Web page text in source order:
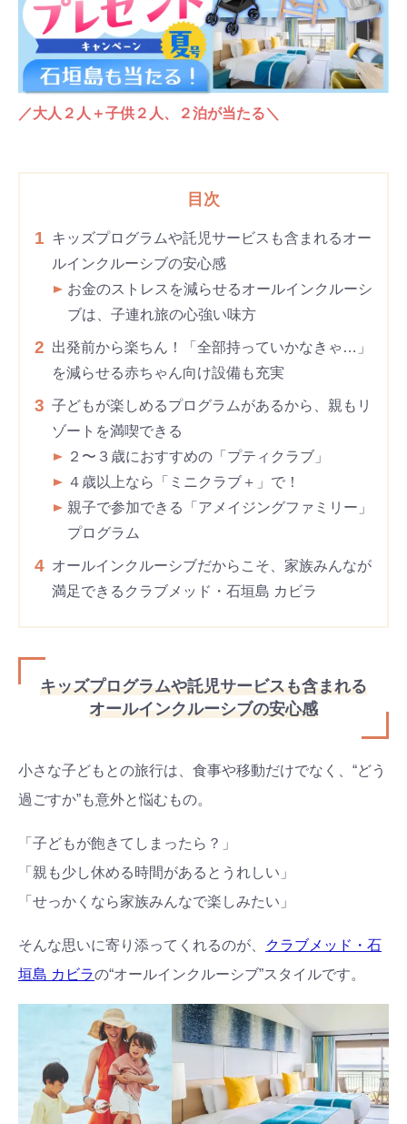
／大人２人＋子供２人、２泊が当たる＼
目次
1 キッズプログラムや託児サービスも含まれるオー
ルインクルーシブの安心感
お金のストレスを減らせるオールインクルーシ
ブは、子連れ旅の心強い味方
2 出発前から楽ちん！「全部持っていかなきゃ…」
を減らせる赤ちゃん向け設備も充実
3 子どもが楽しめるプログラムがあるから、親もリ
ゾートを満喫できる
２〜３歳におすすめの「プティクラブ」
４歳以上なら「ミニクラブ＋」で！
親子で参加できる「アメイジングファミリー」
プログラム
4 オールインクルーシブだからこそ、家族みんなが
満足できるクラブメッド・石垣島 カビラ
キッズプログラムや託児サービスも含まれる
オールインクルーシブの安心感
小さな子どもとの旅行は、食事や移動だけでなく、“どう
過ごすか”も意外と悩むもの。
「子どもが飽きてしまったら？」
「親も少し休める時間があるとうれしい」
「せっかくなら家族みんなで楽しみたい」
そんな思いに寄り添ってくれるのが、
クラブメッド・石
垣島 カビラの“オールインクルーシブ”スタイルです。